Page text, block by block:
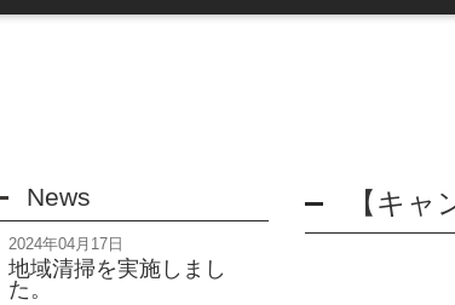
News
2024年04月17日
地域清掃を実施しまし
た。
【キャ